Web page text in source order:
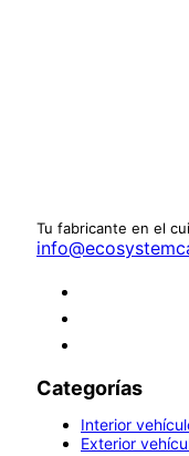
Tu fabricante en el
Categorías
Interior
Exterior